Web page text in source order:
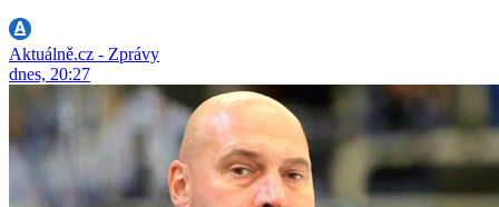
Aktuálně.cz - Zprávy
dnes, 20:27